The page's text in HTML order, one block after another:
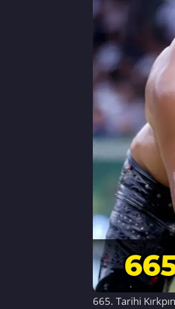
665. Tarihi